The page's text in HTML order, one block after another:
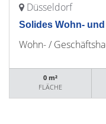
Düsseldorf
Solides Wohn-
Wohn- /
0 m²
FLÄCHE